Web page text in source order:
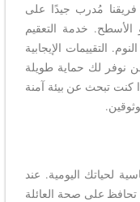
فريقنا مُدرب جيدًا على
الأسطح. خدمة التعقيم
التقييمات الإيجابية
نوفر لك حماية طويلة
كنت تبحث عن بيئة آمنة
لحياتك اليومية. عند
على صحة العائلة